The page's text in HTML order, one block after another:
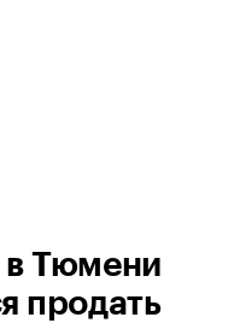
Тюмени
продать